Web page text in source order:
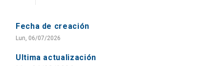
Fecha de creación
Lun, 06/07/2026
Ultima actualización